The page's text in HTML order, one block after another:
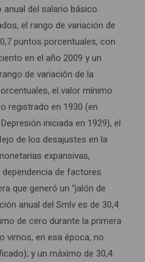
anual del salario básico.
el rango de variación de
puntos porcentuales, con
en el año 2009 y un
de variación de la
el valor mínimo
registrado en 1930 (en
iniciada en 1929), el
de los desajustes en la
expansivas,
de factores
que generó un “jalón de
anual del Smlv es de 30,4
de cero durante la primera
vimos, en esa época, no
y un máximo de 30,4